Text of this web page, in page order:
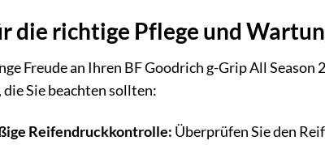
die richtige Pflege und
Freude an Ihren BF Goodrich g-Grip All
Sie beachten sollten:
Reifendruckkontrolle: Überprüfen Sie den